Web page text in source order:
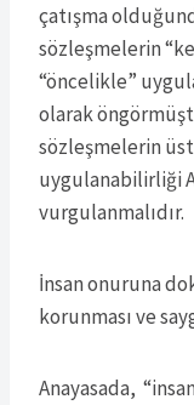
çatışma
sözleşmelerin
“öncelikle”
olarak
sözleşmelerin
uygulanabilirliği
vurgulanmalıdır.
İnsan onuruna
korunması ve
Anayasada,